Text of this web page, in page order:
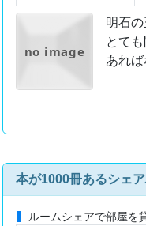
no image
明石
とて
あれ
本が1000冊あるシェ
ルームシェアで部屋を